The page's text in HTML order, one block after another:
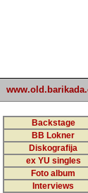
Backstage
BB Lokner
Diskografija
ex YU singles
Foto album
Interviews